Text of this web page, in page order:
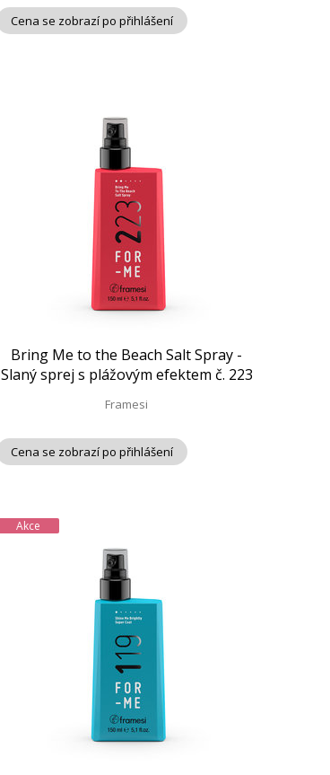
Cena se zobrazí po přihlášení
Bring Me to the Beach Salt Spray -
Slaný sprej s plážovým efektem č. 223
Framesi
Cena se zobrazí po přihlášení
Akce